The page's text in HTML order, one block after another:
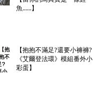
魚......】
【抱抱不滿足?還要小褲褲?
《艾爾登法環》模組番外小
彩蛋】